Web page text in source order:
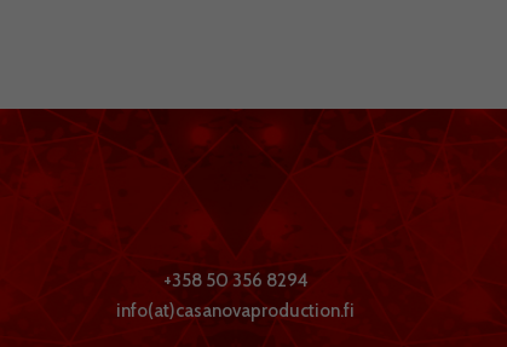
+358 50 356 8294
info(at)casanovaproduction.fi